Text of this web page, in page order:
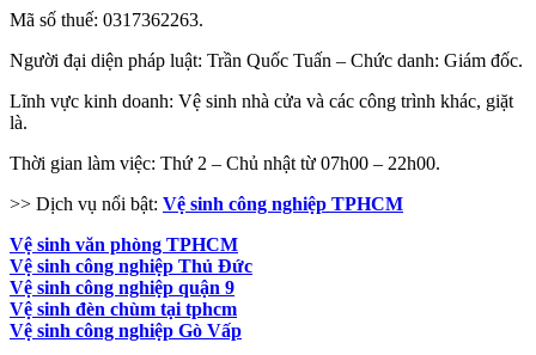
Mã số thuế: 0317362263.
Người đại diện pháp luật: Trần Quốc Tuấn – Chức danh: Giám đốc.
Lĩnh vực kinh doanh: Vệ sinh nhà cửa và các công trình khác, giặt
là.
Thời gian làm việc: Thứ 2 – Chủ nhật từ 07h00 – 22h00.
>> Dịch vụ nổi bật: Vệ sinh công nghiệp TPHCM
Vệ sinh văn phòng TPHCM
Vệ sinh công nghiệp Thủ Đức
Vệ sinh công nghiệp quận 9
Vệ sinh đèn chùm tại tphcm
Vệ sinh công nghiệp Gò Vấp